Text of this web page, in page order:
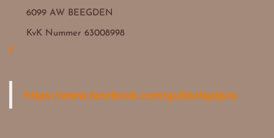
6099 AW BEEGDEN
KvK Nummer 63008998
https://www.facebook.com/gubbelspipes